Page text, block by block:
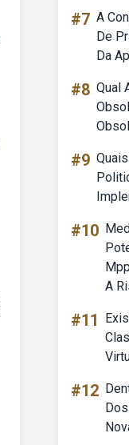
#7 A
De
Da
#8 Qual
#9
#10
A
#11
#12